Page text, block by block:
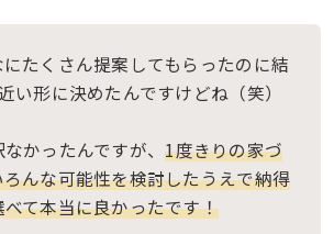
たくさん提案してもらったのに結
い形に決めたんですけどね（笑）
かったんですが、1度きりの家づ
んな可能性を検討したうえで納得
て本当に良かったです！